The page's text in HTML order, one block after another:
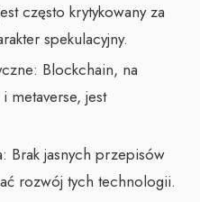
często krytykowany za
spekulacyjny.
Blockchain, na
metaverse, jest
Brak jasnych przepisów
rozwój tych technologii.